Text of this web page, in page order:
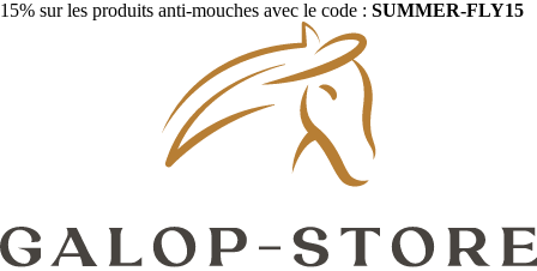
15% sur les produits anti-mouches avec le code : SUMMER-FLY15